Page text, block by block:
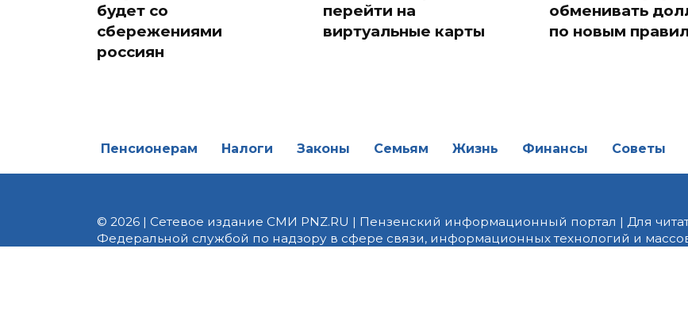
будет со
сбережениями
россиян
перейти на
виртуальные карты
обменивать
по новым
Пенсионерам Налоги Законы Семьям Жизнь Финансы Советы
© 2026 | Сетевое издание СМИ PNZ.RU | Пензенский информационный портал | Для
Федеральной службой по надзору в сфере связи, информационных технологий и